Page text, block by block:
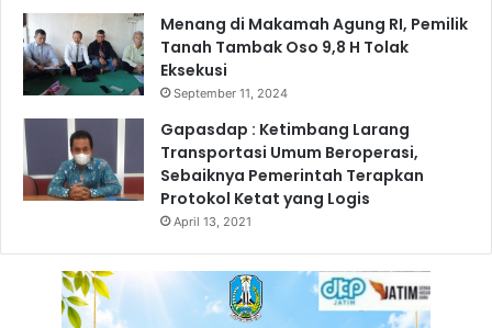
o
o
Menang di Makamah Agung RI, Pemilik
Tanah Tambak Oso 9,8 H Tolak
Eksekusi
September 11, 2024
Gapasdap : Ketimbang Larang
Transportasi Umum Beroperasi,
Sebaiknya Pemerintah Terapkan
Protokol Ketat yang Logis
April 13, 2021